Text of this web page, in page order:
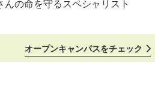
の命を守るスペシャリスト
オープンキャンパスをチェック